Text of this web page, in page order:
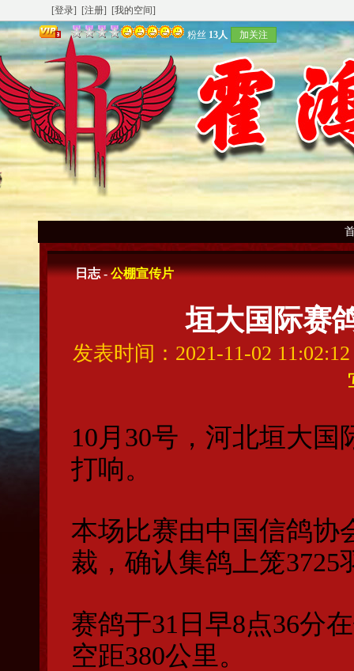
[登录] [注册] [我的空间]
粉丝 13人 加关注
日志 -公棚宣传片
垣大国际赛
发表时间：2021-11-02
10月30号， 河北垣大国
打响。
本场比赛由中国信鸽协
裁，确认集鸽上笼3725
赛鸽于31日早8点36分
空距380公里。